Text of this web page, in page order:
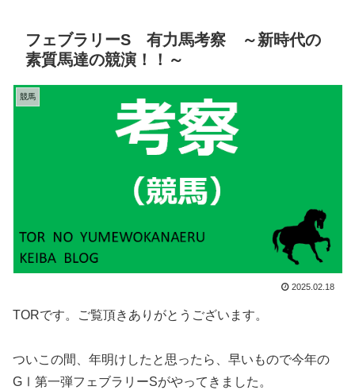
フェブラリーS 有力馬考察 ～新時代の
素質馬達の競演！！～
競馬
2025.02.18
TORです。ご覧頂きありがとうございます。
ついこの間、年明けしたと思ったら、早いもので今年の
GⅠ第一弾フェブラリーSがやってきました。